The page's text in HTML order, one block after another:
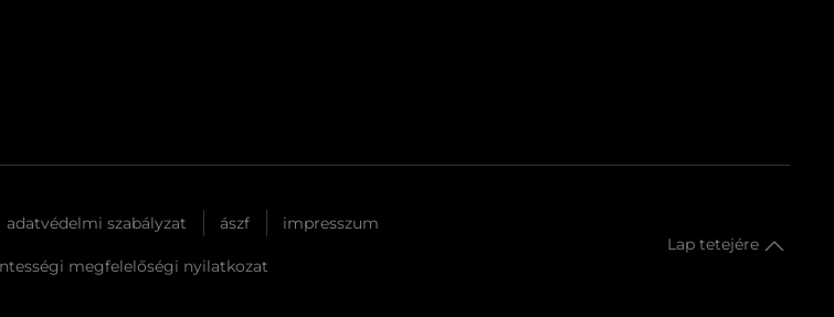
adatvédelmi szabályzat ászf impresszum
megfelelőségi nyilatkozat
Lap tetejére